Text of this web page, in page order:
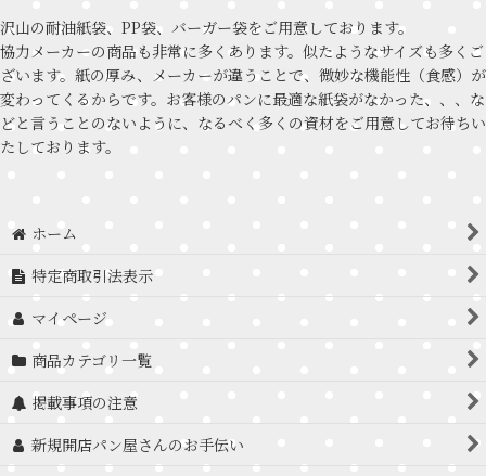
沢山の耐油紙袋、PP袋、バーガー袋をご用意しております。
協力メーカーの商品も非常に多くあります。似たようなサイズも多くご
ざいます。紙の厚み、メーカーが違うことで、微妙な機能性（食感）が
変わってくるからです。お客様のパンに最適な紙袋がなかった、、、な
どと言うことのないように、なるべく多くの資材をご用意してお待ちい
たしております。
ホーム
特定商取引法表示
マイページ
商品カテゴリ一覧
掲載事項の注意
新規開店パン屋さんのお手伝い